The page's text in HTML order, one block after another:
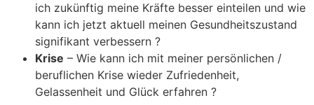
ich zukünftig meine Kräfte besser einteilen und wie
kann ich jetzt aktuell meinen Gesundheitszustand
signifikant verbessern ?
Krise – Wie kann ich mit meiner persönlichen /
beruflichen Krise wieder Zufriedenheit,
Gelassenheit und Glück erfahren ?